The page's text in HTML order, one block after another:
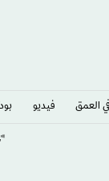
في العمق فيديو